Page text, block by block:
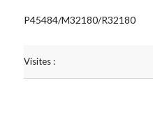
P45484/M32180/R32180
Visites :